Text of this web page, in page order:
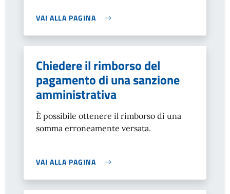
VAI ALLA PAGINA
Chiedere il rimborso del
pagamento di una sanzione
amministrativa
È possibile ottenere il rimborso di una
somma erroneamente versata.
VAI ALLA PAGINA